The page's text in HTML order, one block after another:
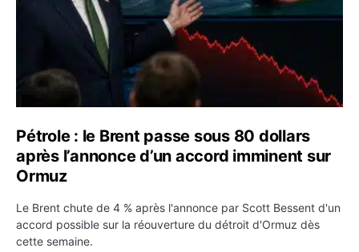
Pétrole : le Brent passe sous 80 dollars
après l’annonce d’un accord imminent sur
Ormuz
Le Brent chute de 4 % après l'annonce par Scott Bessent d'un
accord possible sur la réouverture du détroit d'Ormuz dès
cette semaine.